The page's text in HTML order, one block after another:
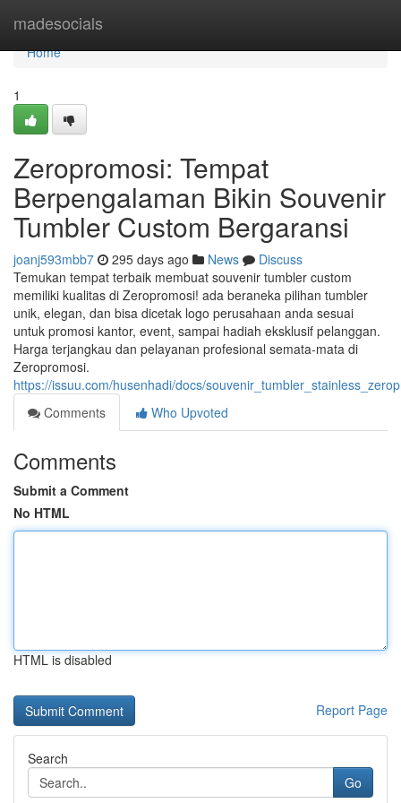
madesocials
Home
Home
1
Zeropromosi: Tempat
Berpengalaman Bikin Souvenir
Tumbler Custom Bergaransi
joanj593mbb7 295 days ago News
Discuss
Temukan tempat terbaik membuat souvenir tumbler custom
memiliki kualitas di Zeropromosi! ada beraneka pilihan tumbler
unik, elegan, dan bisa dicetak logo perusahaan anda sesuai
untuk promosi kantor, event, sampai hadiah eksklusif pelanggan.
Harga terjangkau dan pelayanan profesional semata-mata di
Zeropromosi.
https://issuu.com/husenhadi/docs/
Comments
Who Upvoted
Comments
Submit a Comment
No HTML
HTML is disabled
Report Page
Search
Go